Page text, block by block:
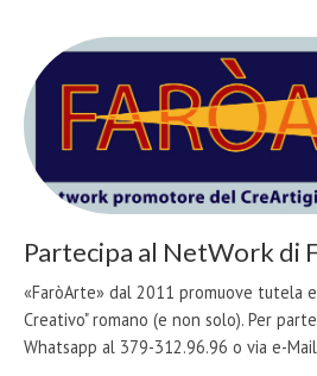
Partecipa al NetWork di
«FaròArte» dal 2011 promuove tutela
Creativo" romano (e non solo). Per
Whatsapp al 379-312.96.96 o via e-